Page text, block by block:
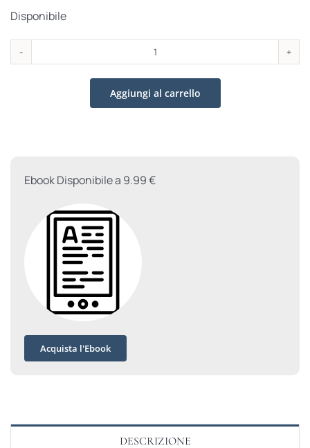
Disponibile
Fiamma
nella
notte
Aggiungi al carrello
Ebook Disponibile a 9.99 €
Acquista l'Ebook
DESCRIZIONE